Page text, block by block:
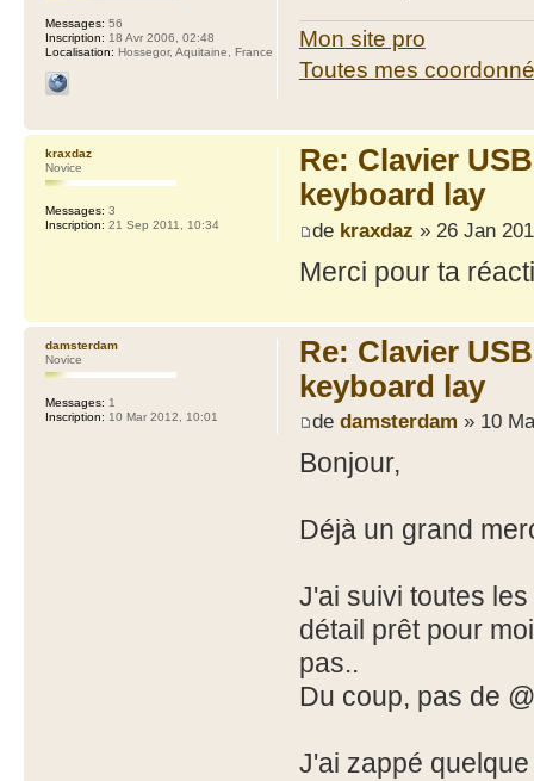
Mon site pro
Toutes mes
Messages: 56
Inscription: 18 Avr 2006, 02:48
Localisation: Hossegor, Aquitaine, France
Re: Clavier
keyboard lay
de kraxdaz » 26 Jan
Merci pour ta
kraxdaz
Novice
Messages: 3
Inscription: 21 Sep 2011, 10:34
Re: Clavier
keyboard lay
de damsterdam » 10
Bonjour,
Déjà un grand
J'ai suivi toutes
détail prêt pour
pas..
Du coup, pas de
J'ai zappé
damsterdam
Novice
Messages: 1
Inscription: 10 Mar 2012, 10:01